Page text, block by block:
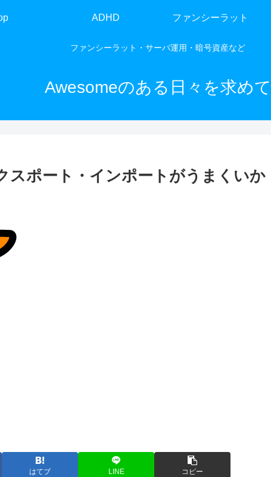
ファンシーラット・サーバ運用・暗号資産など
Awesomeのある日々を求めて
ADHD ファンシーラット
スポート・インポートがうまくいか
はてブ LINE コピー